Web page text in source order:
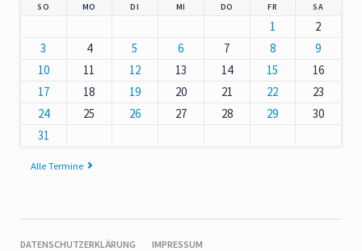
SO MO DI MI DO NNERSTAG
FR SAMSTAG
1
2
3
4 5 6 7 8
9
10
11 12 13 14 15
16
17
18 19 20 21 22
23
24
25 26 27 28 29
30
31
Alle Termine
NAVIGATION
DATENSCHUTZERKLÄRUNG IMPRESSUM